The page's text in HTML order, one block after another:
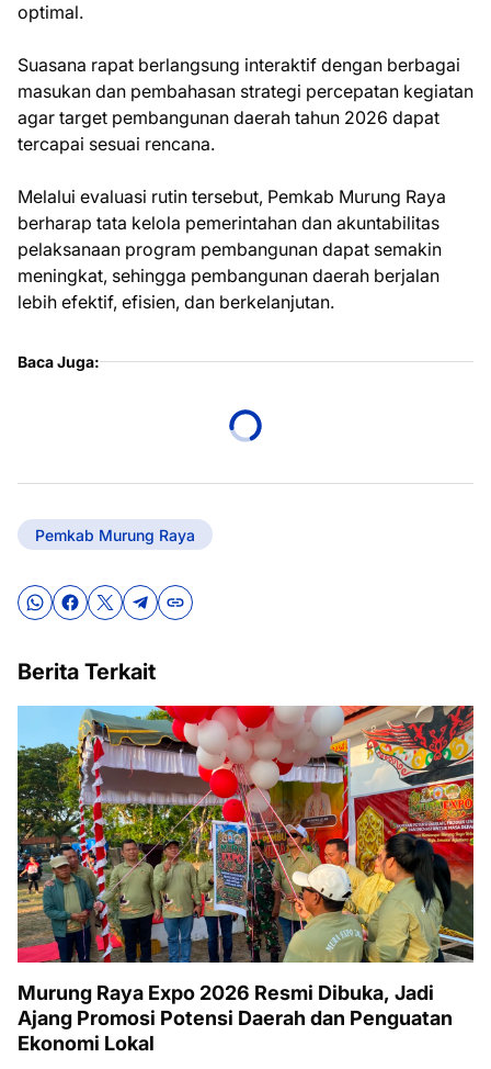
optimal.
Suasana rapat berlangsung interaktif dengan berbagai
masukan dan pembahasan strategi percepatan kegiatan
agar target pembangunan daerah tahun 2026 dapat
tercapai sesuai rencana.
Melalui evaluasi rutin tersebut, Pemkab Murung Raya
berharap tata kelola pemerintahan dan akuntabilitas
pelaksanaan program pembangunan dapat semakin
meningkat, sehingga pembangunan daerah berjalan
lebih efektif, efisien, dan berkelanjutan.
Baca Juga:
Pemkab Murung Raya
Berita Terkait
Murung Raya Expo 2026 Resmi Dibuka, Jadi
Ajang Promosi Potensi Daerah dan Penguatan
Ekonomi Lokal